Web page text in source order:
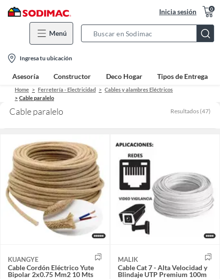
Inicia sesión 0
Menú
Bar
location-
icon
Ingresa tu ubicación
Asesoría Constructor Deco Hogar Tipos de Entrega
Home Ferretería - Electricidad
Cables y alambres Eléctricos
Cable paralelo
Cable paralelo Resultados (47)
KUANGYE
Cable Cordón Eléctrico Yute
Bipolar 2x0.75 Mm2 10 Mts
MALIK
Cable Cat 7 - Alta Velocidad y
Blindaje UTP Premium 100m